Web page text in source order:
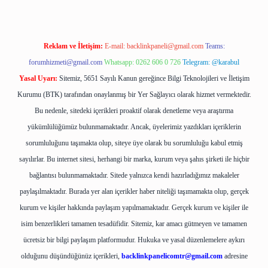
Reklam ve İletişim: E-mail: backlinkpaneli@gmail.com Teams:
forumhizmeti@gmail.com Whatsapp: 0262 606 0 726 Telegram: @karabul
Yasal Uyarı: Sitemiz, 5651 Sayılı Kanun gereğince Bilgi Teknolojileri ve İletişim
Kurumu (BTK) tarafından onaylanmış bir Yer Sağlayıcı olarak hizmet vermektedir.
Bu nedenle, sitedeki içerikleri proaktif olarak denetleme veya araştırma
yükümlülüğümüz bulunmamaktadır. Ancak, üyelerimiz yazdıkları içeriklerin
sorumluluğunu taşımakta olup, siteye üye olarak bu sorumluluğu kabul etmiş
sayılırlar. Bu internet sitesi, herhangi bir marka, kurum veya şahıs şirketi ile hiçbir
bağlantısı bulunmamaktadır. Sitede yalnızca kendi hazırladığımız makaleler
paylaşılmaktadır. Burada yer alan içerikler haber niteliği taşımamakta olup, gerçek
kurum ve kişiler hakkında paylaşım yapılmamaktadır. Gerçek kurum ve kişiler ile
isim benzerlikleri tamamen tesadüfidir. Sitemiz, kar amacı gütmeyen ve tamamen
ücretsiz bir bilgi paylaşım platformudur. Hukuka ve yasal düzenlemelere aykırı
olduğunu düşündüğünüz içerikleri, backlinkpanelicomtr@gmail.comadresine